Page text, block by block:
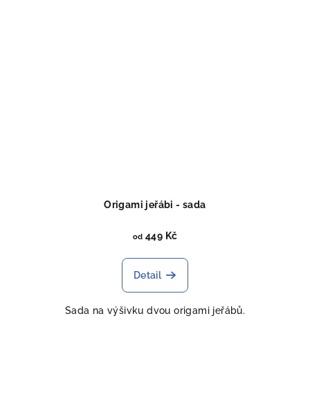
Origami jeřábi - sada
od 449 Kč
Detail
Sada na výšivku dvou origami jeřábů.